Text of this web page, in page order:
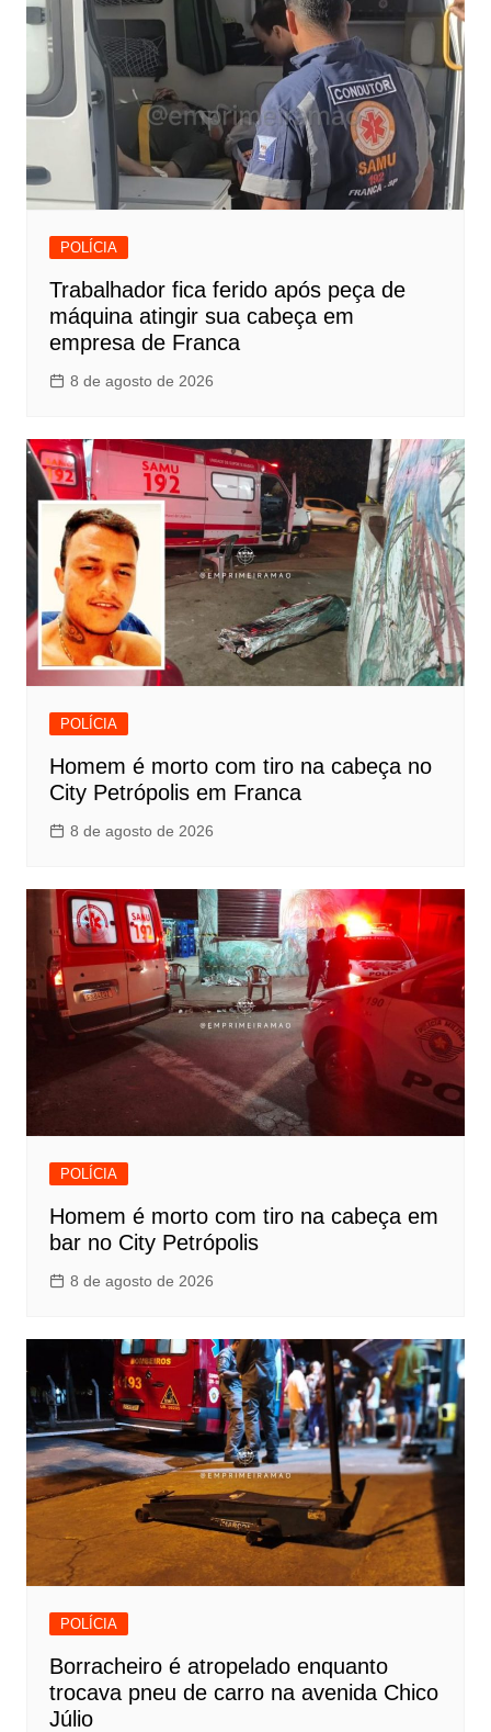
POLÍCIA
Trabalhador fica ferido após peça de
máquina atingir sua cabeça em
empresa de Franca
8 de agosto de 2026
POLÍCIA
Homem é morto com tiro na cabeça no
City Petrópolis em Franca
8 de agosto de 2026
POLÍCIA
Homem é morto com tiro na cabeça em
bar no City Petrópolis
8 de agosto de 2026
POLÍCIA
Borracheiro é atropelado enquanto
trocava pneu de carro na avenida Chico
Júlio